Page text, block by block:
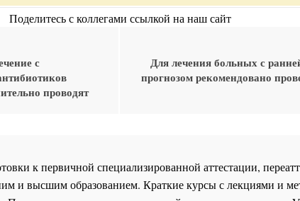
Поделитесь с коллегами ссылкой на наш сайт
с
проводят
Для лечения больных с
прогнозом рекомендовано
к первичной специализированной аттестации,
и высшим образованием. Краткие курсы с лекциями и